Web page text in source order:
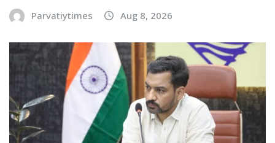
Parvatiytimes Aug 8, 2026